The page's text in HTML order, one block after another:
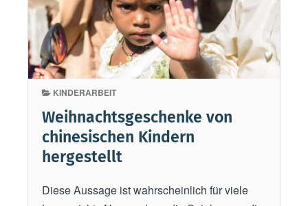
e
K
i
n
d
e
r
t
o
b
KINDERARBEIT
Weihnachtsgeschenke von
chinesischen Kindern
hergestellt
Diese Aussage ist wahrscheinlich für viele